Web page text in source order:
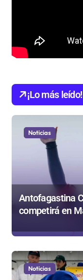
¡Lo más leído!
Noticias
Antofagastina
competirá en
Brasil por el
Bodyboard
Noticias